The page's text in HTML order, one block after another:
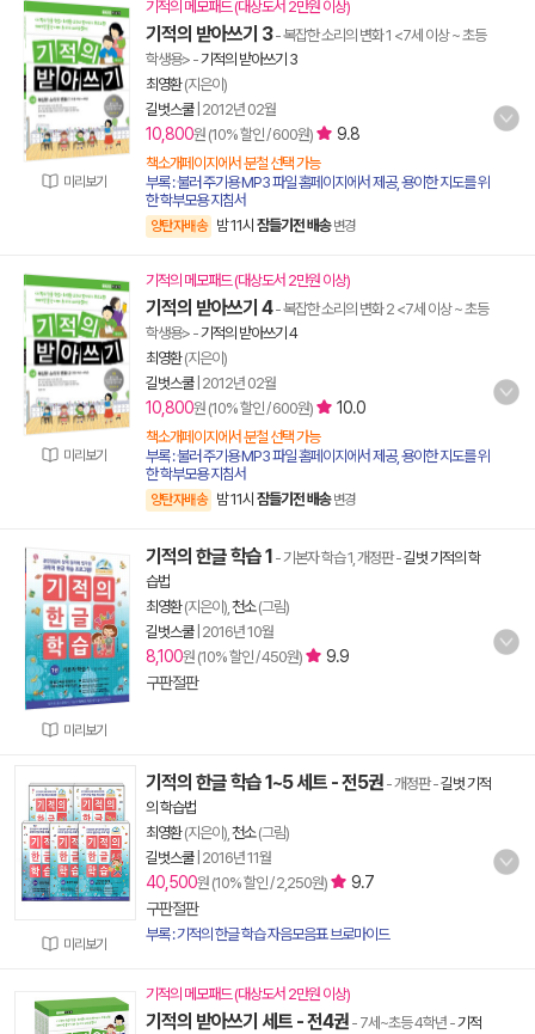
미리보기
기적의 메모패드 (대상도서 2만원 이상)
기적의 받아쓰기 3- 복잡한 소리의 변화 1 <7세 이상 ~ 초등
학생용> -기적의 받아쓰기 3
최영환(지은이)
길벗스쿨| 2012년 02월
10,800원 (10% 할인 / 600원) 9.8
책소개페이지에서 분철 선택 가능
부록 : 불러 주기용 MP3 파일 홈페이지에서 제공, 용이한 지도를 위
한 학부모용 지침서
양탄자배송 밤 11시 잠들기전 배송 변경
미리보기
기적의 메모패드 (대상도서 2만원 이상)
기적의 받아쓰기 4- 복잡한 소리의 변화 2 <7세 이상 ~ 초등
학생용> -기적의 받아쓰기 4
최영환(지은이)
길벗스쿨| 2012년 02월
10,800원 (10% 할인 / 600원) 10.0
책소개페이지에서 분철 선택 가능
부록 : 불러 주기용 MP3 파일 홈페이지에서 제공, 용이한 지도를 위
한 학부모용 지침서
양탄자배송 밤 11시 잠들기전 배송 변경
미리보기
기적의 한글 학습 1 - 기본자 학습 1, 개정판-길벗 기적의 학
습법
최영환(지은이), 천소(그림)
길벗스쿨| 2016년 10월
8,100원 (10% 할인 / 450원)
9.9
구판절판
미리보기
기적의 한글 학습 1~5 세트 - 전5권 - 개정판-길벗 기적
의 학습법
최영환(지은이), 천소(그림)
길벗스쿨| 2016년 11월
40,500원 (10% 할인 / 2,250원)
9.7
구판절판
부록 : 기적의 한글 학습 자음모음표 브로마이드
기적의 메모패드 (대상도서 2만원 이상)
기적의 받아쓰기 세트 - 전4권 - 7세~초등 4학년 -기적